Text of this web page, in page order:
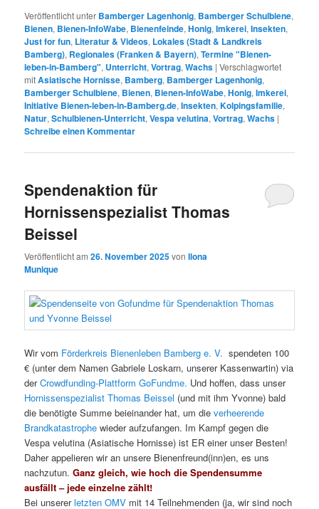
Veröffentlicht unter Bamberger Lagenhonig, Bamberger Schulbiene,
Bienen, Bienen-InfoWabe, Bienenfeinde,Honig,Imkerei,Insekten,
Just for fun, Literatur & Videos, Lokales (Stadt & Landkreis
Bamberg), Regionales (Franken & Bayern),Termine "Bienen-
leben-in-Bamberg", Unterricht,Vortrag,Wachs |Verschlagwortet
mitAsiatische Hornisse, Bamberg, Bamberger Lagenhonig,
Bamberger Schulbiene, Bienen, Bienen-InfoWabe,Honig,Imkerei,
Initiative Bienen-leben-in-Bamberg.de,Insekten,Kolpingsfamilie,
Natur,Schulbienen-Unterricht,Vespa velutina,Vortrag,Wachs |
Schreibe einen Kommentar
Spendenaktion für
Hornissenspezialist Thomas
Beissel
Veröffentlicht am26. November 2025vonIlona
Munique
Wir vom Förderkreis Bienenleben Bamberg e. V. spendeten 100
€ (unter dem Namen Gabriele Loskarn, unserer Kassenwartin) via
derCrowdfunding-Plattform GoFundme. Und hoffen, dass unser
Hornissenspezialist Thomas Beissel (und mit ihm Yvonne) bald
die benötigte Summe beieinander hat, um dieverheerende
Brandkatastrophe wieder aufzufangen. Im Kampf gegen die
Vespa velutina (Asiatische Hornisse) ist ER einer unser Besten!
Daher appelieren wir an unsere Bienenfreund(inn)en, es uns
nachzutun.Ganz gleich, wie hoch die Spendensumme
ausfällt – jede einzelne zählt!
Bei unsererletzten OMV mit 14 Teilnehmenden (ja, wir sind noch